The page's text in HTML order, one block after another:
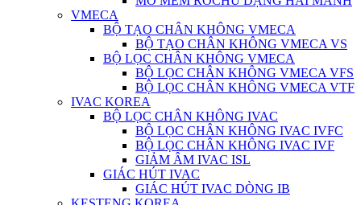
VMECA
BỘ TẠO CHÂN KHÔNG VMECA
BỘ TẠO CHÂN KHÔNG VMECA VS
BỘ LỌC CHÂN KHÔNG VMECA
BỘ LỌC CHÂN KHÔNG VMECA VFS
BỘ LỌC CHÂN KHÔNG VMECA VTF
IVAC KOREA
BỘ LỌC CHÂN KHÔNG IVAC
BỘ LỌC CHÂN KHÔNG IVAC IVFC
BỘ LỌC CHÂN KHÔNG IVAC IVF
GIẢM ÂM IVAC ISL
GIÁC HÚT IVAC
GIÁC HÚT IVAC DÒNG IB